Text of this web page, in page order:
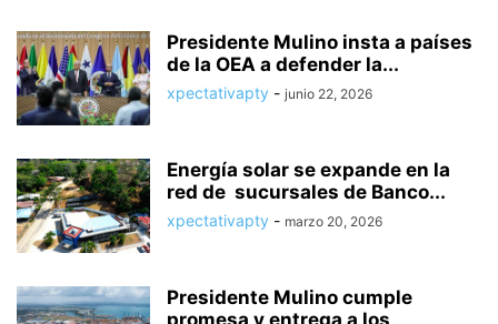
Presidente Mulino insta a países
de la OEA a defender la...
xpectativapty - junio 22, 2026
Energía solar se expande en la
red de sucursales de Banco...
xpectativapty - marzo 20, 2026
Presidente Mulino cumple
promesa y entrega a los